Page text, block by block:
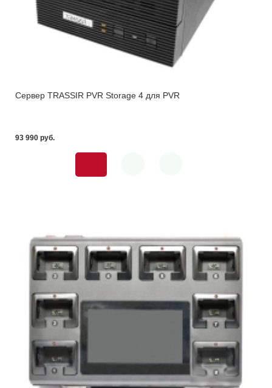
Сервер TRASSIR PVR Storage 4 для PVR
93 990 pуб.